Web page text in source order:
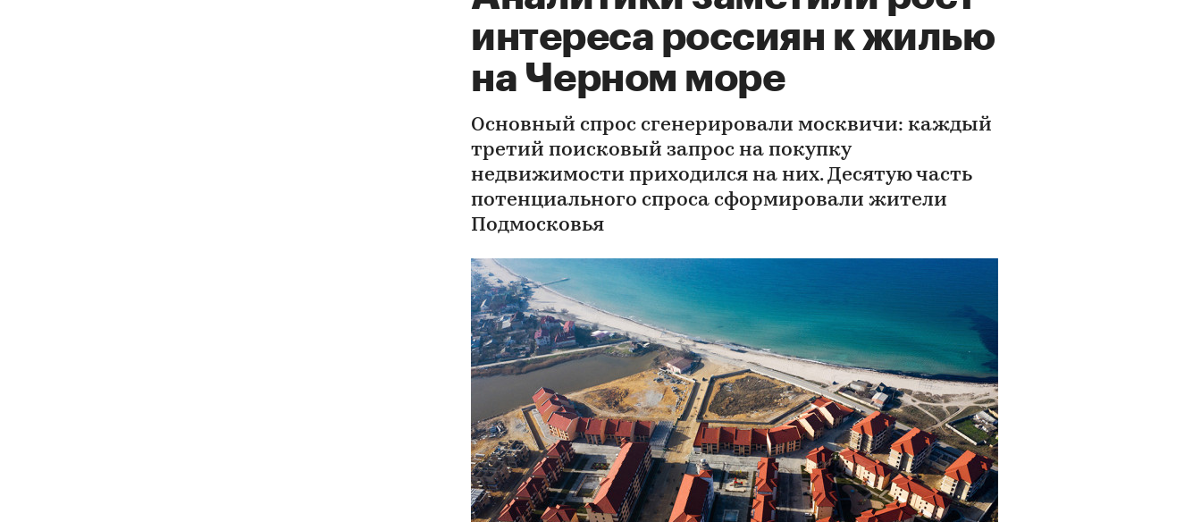
интереса россиян к жилью
на Черном море
Основный спрос сгенерировали москвичи: каждый
третий поисковый запрос на покупку
недвижимости приходился на них. Десятую часть
потенциального спроса сформировали жители
Подмосковья